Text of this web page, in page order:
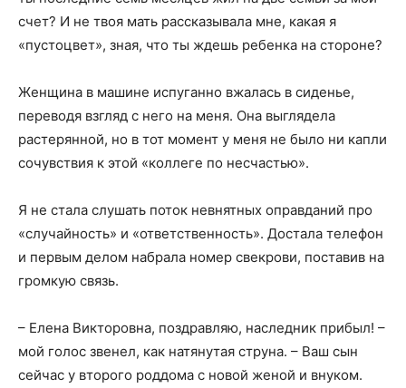
счет? И не твоя мать рассказывала мне, какая я
«пустоцвет», зная, что ты ждешь ребенка на стороне?
Женщина в машине испуганно вжалась в сиденье,
переводя взгляд с него на меня. Она выглядела
растерянной, но в тот момент у меня не было ни капли
сочувствия к этой «коллеге по несчастью».
Я не стала слушать поток невнятных оправданий про
«случайность» и «ответственность». Достала телефон
и первым делом набрала номер свекрови, поставив на
громкую связь.
– Елена Викторовна, поздравляю, наследник прибыл! –
мой голос звенел, как натянутая струна. – Ваш сын
сейчас у второго роддома с новой женой и внуком.